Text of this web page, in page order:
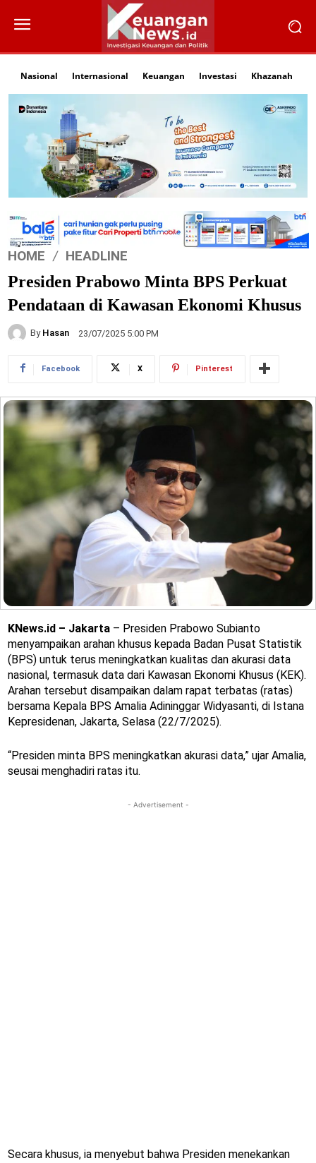
Nasional Internasional Keuangan Investasi Khazanah
HOME HEADLINE
Presiden Prabowo Minta BPS Perkuat
Pendataan di Kawasan Ekonomi Khusus
By Hasan 23/07/2025 5:00 PM
Facebook X Pinterest
KNews.id – Jakarta – Presiden Prabowo Subianto
menyampaikan arahan khusus kepada Badan Pusat Statistik
(BPS) untuk terus meningkatkan kualitas dan akurasi data
nasional, termasuk data dari Kawasan Ekonomi Khusus (KEK).
Arahan tersebut disampaikan dalam rapat terbatas (ratas)
bersama Kepala BPS Amalia Adininggar Widyasanti, di Istana
Kepresidenan, Jakarta, Selasa (22/7/2025).
“Presiden minta BPS meningkatkan akurasi data,” ujar Amalia,
seusai menghadiri ratas itu.
- Advertisement -
Secara khusus, ia menyebut bahwa Presiden menekankan